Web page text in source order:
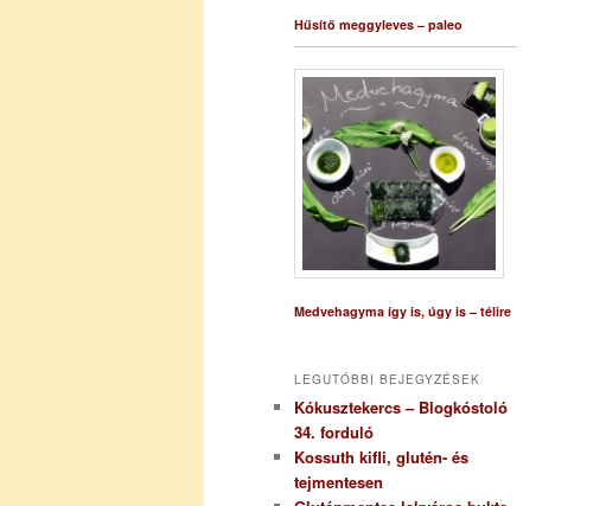
Hűsítő meggyleves – paleo
Medvehagyma így is, úgy is – télire
LEGUTÓBBI BEJEGYZÉSEK
Kókusztekercs – Blogkóstoló
34. forduló
Kossuth kifli, glutén- és
tejmentesen